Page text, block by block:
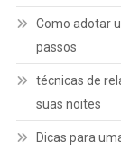
Como adotar
passos
técnicas de
suas noites
Dicas para